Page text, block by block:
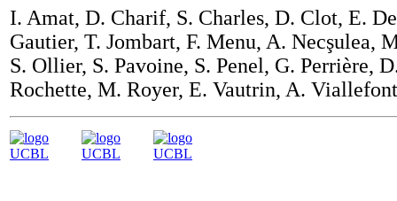
I. Amat, D. Charif, S. Charles, D. Clot, E.
Gautier, T. Jombart, F. Menu, A. Necşulea,
S. Ollier, S. Pavoine, S. Penel, G. Perrière,
Rochette, M. Royer, E. Vautrin, A.